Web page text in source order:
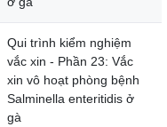
Qui trình kiểm nghiệm
vắc xin - Phần 23: Vắc
xin vô hoạt phòng bệnh
Salminella enteritidis ở
gà